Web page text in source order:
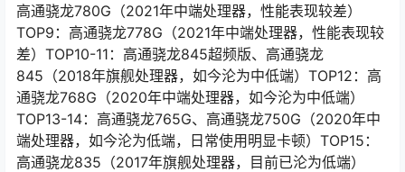
高通骁龙780G（2021年中端处理器，性能表现较差）
TOP9：高通骁龙778G（2021年中端处理器，性能表现较
差）TOP10-11：高通骁龙845超频版、高通骁龙
845（2018年旗舰处理器，如今沦为中低端）TOP12：高
通骁龙768G（2020年中端处理器，如今沦为中低端）
TOP13-14：高通骁龙765G、高通骁龙750G（2020年中
端处理器，如今沦为低端，日常使用明显卡顿）TOP15：
高通骁龙835（2017年旗舰处理器，目前已沦为低端）